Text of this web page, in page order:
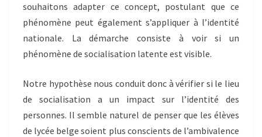
souhaitons adapter ce concept, postulant que ce
phénomène peut également s’appliquer à l’identité
nationale. La démarche consiste à voir si un
phénomène de socialisation latente est visible.
Notre hypothèse nous conduit donc à vérifier si le lieu
de socialisation a un impact sur l’identité des
personnes. Il semble naturel de penser que les élèves
de lycée belge soient plus conscients de l’ambivalence